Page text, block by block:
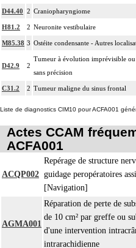
D44.40 2 Craniopharyngiome
H81.2 2 Neuronite vestibulaire
M85.38 3 Ostéite condensante - Autres
D42.9 2
Tumeur à évolution imprévisible ou
sans précision
C31.2 2 Tumeur maligne du sinus frontal
Liste de diagnostics CIM10 pour ACFA001
Actes CCAM
ACFA001
ACQP002
Repérage de structure
guidage peropératoires
[Navigation]
AGMA001
Réparation de perte de
de 10 cm² par greffe ou
d'une intervention
intrarachidienne